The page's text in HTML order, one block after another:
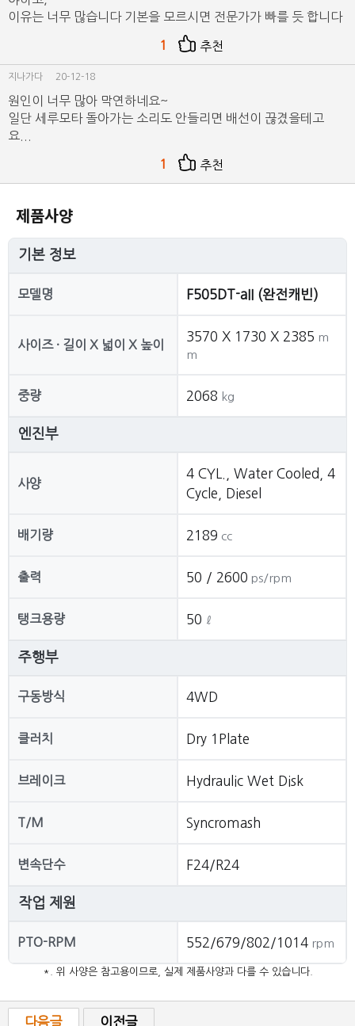
이유는 너무 많습니다 기본을 모르시면 전문가가 빠를 듯 합니다
1 추천
지나가다 20-12-18
원인이 너무 많아 막연하네요~
일단 세루모타 돌아가는 소리도 안들리면 배선이 끊겼을테고
요...
1 추천
제품사양
기본 정보
모델명 F505DT-aII (완전캐빈)
사이즈 · 길이 X 넓이 X 높이
3570 X 1730 X 2385 m
m
중량 2068 kg
엔진부
사양
4 CYL., Water Cooled, 4
Cycle, Diesel
배기량 2189 cc
출력 50 / 2600 ps/rpm
탱크용량 50 ℓ
주행부
구동방식 4WD
클러치 Dry 1Plate
브레이크 Hydraulic Wet Disk
T/M Syncromash
변속단수 F24/R24
작업 제원
PTO-RPM 552/679/802/1014 rpm
*. 위 사양은 참고용이므로, 실제 제품사양과 다를 수 있습니다.
다음글 이전글